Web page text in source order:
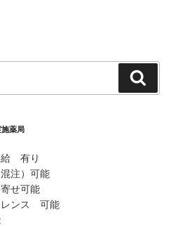
索
薬局
給 有り
注）可能
せ可能
レンス 可能